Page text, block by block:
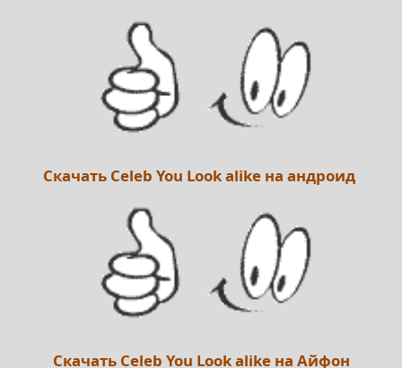
Скачать Celeb You Look alike на андроид
Скачать Celeb You Look alike на Айфон